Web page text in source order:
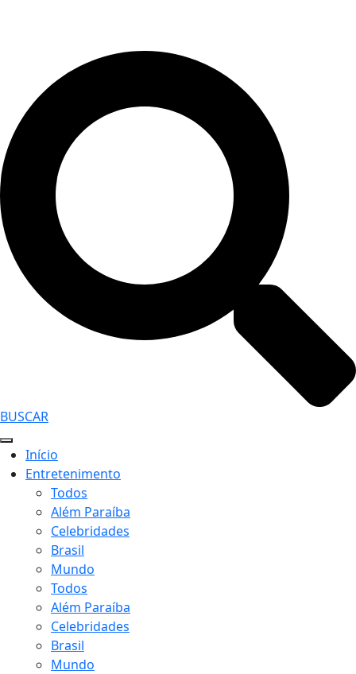
BUSCAR
Início
Entretenimento
Todos
Além Paraíba
Celebridades
Brasil
Mundo
Todos
Além Paraíba
Celebridades
Brasil
Mundo